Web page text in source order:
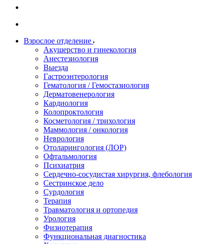
Взрослое отделение
Акушерство и гинекология
Анестезиология
Выезда
Гастроэнтерология
Гематология / Гемостазиология
Дерматовенерология
Кардиология
Колопроктология
Косметология / трихология
Маммология / онкология
Неврология
Отоларингология (ЛОР)
Офтальмология
Психиатрия
Сердечно-сосудистая хирургия, флебология
Сестринское дело
Сурдология
Терапия
Травматология и ортопедия
Урология
Физиотерапия
Функциональная диагностика